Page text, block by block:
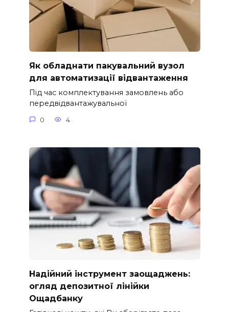
Як обладнати пакувальний вузол
для автоматизації відвантаження
Під час комплектування замовлень або
передвідвантажувальної
0 4
Надійний інструмент заощаджень:
огляд депозитної лінійки
Ощадбанку